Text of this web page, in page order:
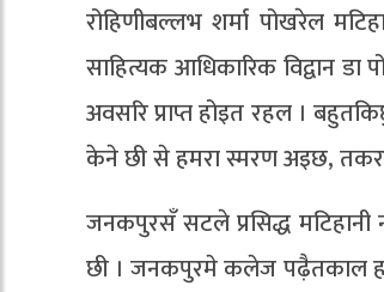
रोहिणीबल्लभ शर्मा पोखरेल
साहित्यक आधिकारिक विद्वान
अवसरि प्राप्त होइत रहल ।
केने छी से हमरा स्मरण अइछ,
जनकपुरसँ सटले प्रसिद्ध
छी । जनकपुरमे कलेज पढ़ैतकाल